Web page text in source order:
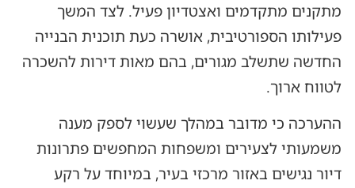
מתקנים מתקדמים ואצטדיון פעיל. לצד המשך
פעילותו הספורטיבית, אושרה כעת תוכנית הבנייה
החדשה שתשלב מגורים, בהם מאות דירות להשכרה
לטווח ארוך.
ההערכה כי מדובר במהלך שעשוי לספק מענה
משמעותי לצעירים ומשפחות המחפשים פתרונות
דיור נגישים באזור מרכזי בעיר, במיוחד על רקע